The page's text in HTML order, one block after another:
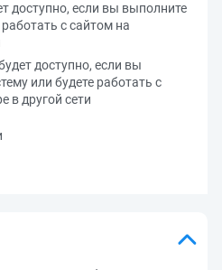
доступно, если вы выполните
с сайтом на
доступно, если вы
или будете работать с
в другой сети